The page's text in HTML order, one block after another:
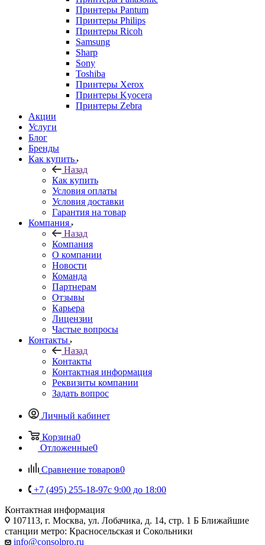
Принтеры Pantum
Принтеры Philips
Принтеры Ricoh
Samsung
Sharp
Sony
Toshiba
Принтеры Xerox
Принтеры Kyocera
Принтеры Zebra
Акции
Услуги
Блог
Бренды
Как купить
Назад
Как купить
Условия оплаты
Условия доставки
Гарантия на товар
Компания
Назад
Компания
О компании
Новости
Команда
Партнерам
Отзывы
Карьера
Лицензии
Частые вопросы
Контакты
Назад
Контакты
Контактная информация
Реквизиты компании
Задать вопрос
Личный кабинет
Корзина0
Отложенные0
Сравнение товаров0
+7 (495) 255-18-97с 9:00 до 18:00
Контактная информация
107113, г. Москва, ул. Лобачика, д. 14, стр. 1 Б Ближайшие
станции метро: Красносельская и Сокольники
info@consolpro.ru